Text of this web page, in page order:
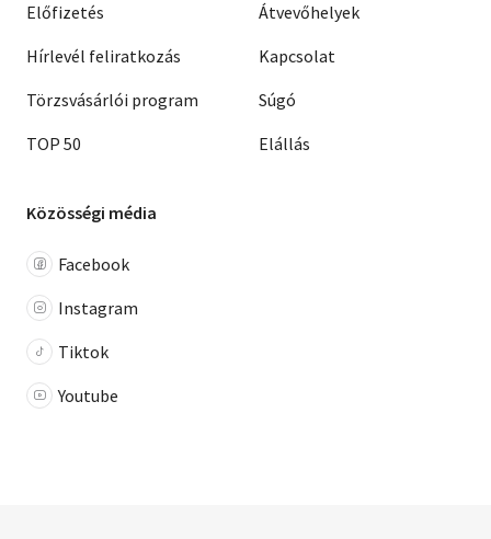
Előfizetés
Hírlevél feliratkozás
Törzsvásárlói program
TOP 50
Átvevőhelyek
Kapcsolat
Súgó
Elállás
Közösségi média
Facebook
Instagram
Tiktok
Youtube